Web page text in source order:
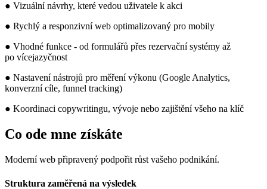
● Vizuální návrhy, které vedou uživatele k akci
● Rychlý a responzivní web optimalizovaný pro mobily
● Vhodné funkce - od formulářů přes rezervační systémy až
po vícejazyčnost
● Nastavení nástrojů pro měření výkonu (Google Analytics,
konverzní cíle, funnel tracking)
● Koordinaci copywritingu, vývoje nebo zajištění všeho na klíč
Co ode mne získáte
Moderní web připravený podpořit růst vašeho podnikání.
Struktura zaměřená na výsledek